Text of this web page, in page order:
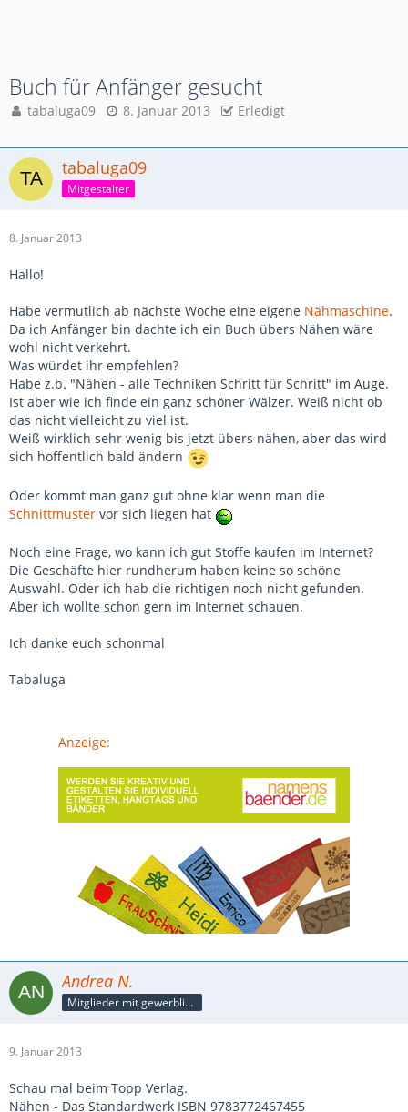
Buch für Anfänger gesucht
tabaluga09 8. Januar 2013 Erledigt
tabaluga09
Mitgestalter
8. Januar 2013
Hallo!
Habe vermutlich ab nächste Woche eine eigene Nähmaschine.
Da ich Anfänger bin dachte ich ein Buch übers Nähen wäre
wohl nicht verkehrt.
Was würdet ihr empfehlen?
Habe z.b. "Nähen - alle Techniken Schritt für Schritt" im Auge.
Ist aber wie ich finde ein ganz schöner Wälzer. Weiß nicht ob
das nicht vielleicht zu viel ist.
Weiß wirklich sehr wenig bis jetzt übers nähen, aber das wird
sich hoffentlich bald ändern
Oder kommt man ganz gut ohne klar wenn man die
Schnittmuster vor sich liegen hat
Noch eine Frage, wo kann ich gut Stoffe kaufen im Internet?
Die Geschäfte hier rundherum haben keine so schöne
Auswahl. Oder ich hab die richtigen noch nicht gefunden.
Aber ich wollte schon gern im Internet schauen.
Ich danke euch schonmal
Tabaluga
Anzeige:
Andrea N.
Mitglieder mit gewerblicher Verbindung, auch als Mitarbeiter/in
9. Januar 2013
Schau mal beim Topp Verlag.
Nähen - Das Standardwerk ISBN 9783772467455